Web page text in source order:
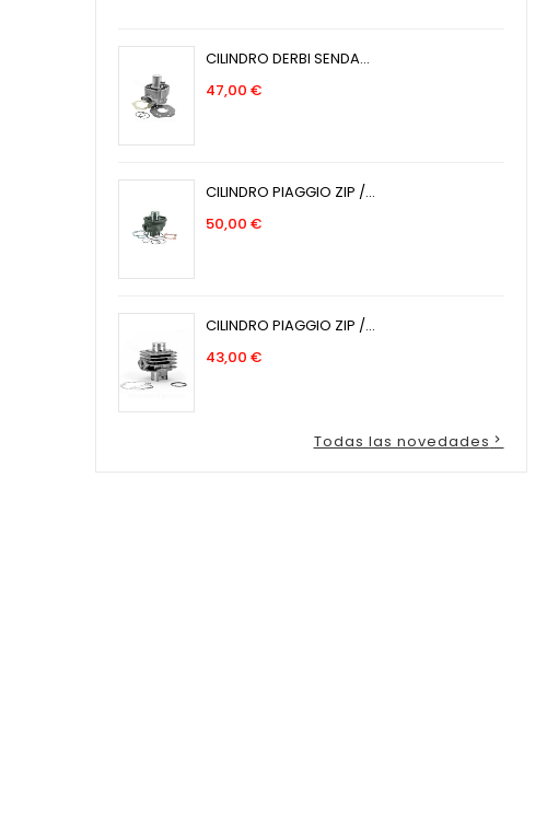
CILINDRO DERBI SENDA...
47,00 €Precio
CILINDRO PIAGGIO ZIP /...
50,00 €Precio
CILINDRO PIAGGIO ZIP /...
43,00 €Precio
Todas las novedades 